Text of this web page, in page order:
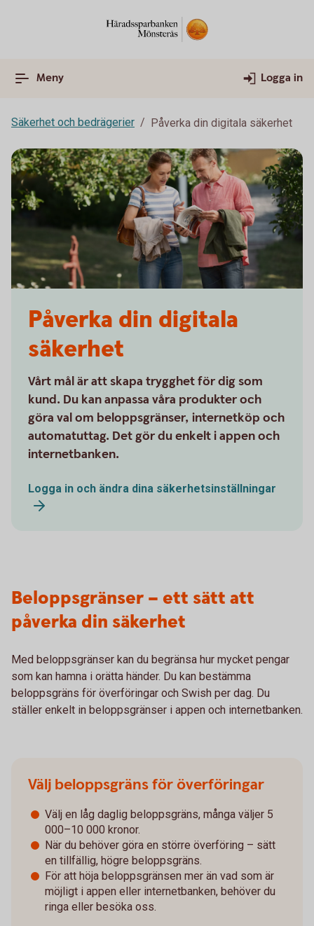
Meny Logga in
Säkerhet och bedrägerier Påverka din digitala säkerhet
Påverka din digitala
säkerhet
Vårt mål är att skapa trygghet för dig som
kund. Du kan anpassa våra produkter och
göra val om beloppsgränser, internetköp och
automatuttag. Det gör du enkelt i appen och
internetbanken.
Logga in och ändra dina säkerhetsinställningar
Beloppsgränser – ett sätt att
påverka din säkerhet
Med beloppsgränser kan du begränsa hur mycket pengar
som kan hamna i orätta händer. Du kan bestämma
beloppsgräns för överföringar och Swish per dag. Du
ställer enkelt in beloppsgränser i appen och internetbanken.
Välj beloppsgräns för överföringar
Välj en låg daglig beloppsgräns, många väljer 5
000–10 000 kronor.
När du behöver göra en större överföring – sätt
en tillfällig, högre beloppsgräns.
För att höja beloppsgränsen mer än vad som är
möjligt i appen eller internetbanken, behöver du
ringa eller besöka oss.